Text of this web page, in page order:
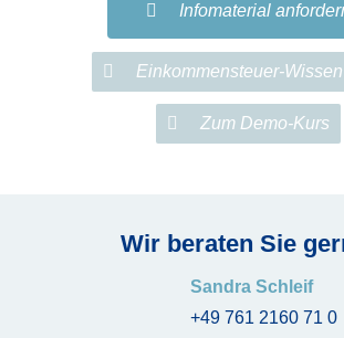
Infomaterial
Einkommensteuer-
Zum Demo-Kurs
Wir beraten Sie
Sandra Schleif
+49 761 2160 71 0